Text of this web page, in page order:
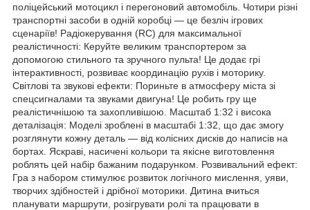
поліцейський мотоцикл і перегоновий автомобіль. Чотири різні
транспортні засоби в одній коробці — це безліч ігрових
сценаріїв! Радіокерування (RC) для максимальної
реалістичності: Керуйте великим транспортером за
допомогою стильного та зручного пульта! Це додає грі
інтерактивності, розвиває координацію рухів і моторику.
Світлові та звукові ефекти: Пориньте в атмосферу міста зі
спецсигналами та звуками двигуна! Це робить гру ще
реалістичнішою та захопливішою. Масштаб 1:32 і висока
деталізація: Моделі зроблені в масштабі 1:32, що дає змогу
розглянути кожну деталь — від колісних дисків до написів на
бортах. Яскраві, насичені кольори та якісне виготовлення
роблять цей набір бажаним подарунком. Розвивальний ефект:
Гра з набором стимулює розвиток логічного мислення, уяви,
творчих здібностей і дрібної моторики. Дитина вчиться
планувати маршрути, розігрувати ролі та працювати в